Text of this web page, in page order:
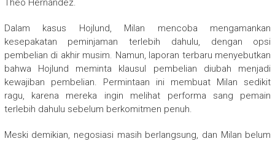
Theo Hernández.
Dalam kasus Hojlund, Milan mencoba mengamankan
kesepakatan peminjaman terlebih dahulu, dengan opsi
pembelian di akhir musim. Namun, laporan terbaru menyebutkan
bahwa Hojlund meminta klausul pembelian diubah menjadi
kewajiban pembelian. Permintaan ini membuat Milan sedikit
ragu, karena mereka ingin melihat performa sang pemain
terlebih dahulu sebelum berkomitmen penuh.
Meski demikian, negosiasi masih berlangsung, dan Milan belum